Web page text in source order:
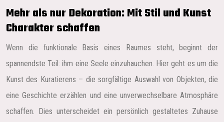
Mehr als nur Dekoration: Mit Stil und Kunst
Charakter schaffen
Wenn die funktionale Basis eines Raumes steht, beginnt der
spannendste Teil: ihm eine Seele einzuhauchen. Hier geht es um die
Kunst des Kuratierens – die sorgfältige Auswahl von Objekten, die
eine Geschichte erzählen und eine unverwechselbare Atmosphäre
schaffen. Dies unterscheidet ein persönlich gestaltetes Zuhause